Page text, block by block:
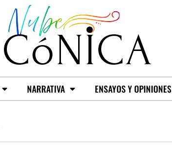
NARRATIVA ENSAYOS Y OPINIONES